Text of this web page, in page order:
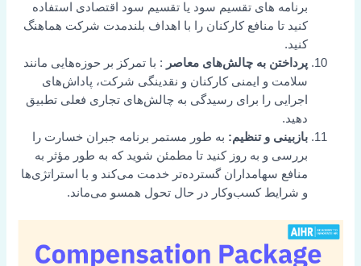
برنامه های تقسیم سود یا تقسیم سود اقتصادی استفاده
کنید تا منافع کارکنان را با اهداف بلندمدت شرکت هماهنگ
کنید.
پرداختن به چالش‌های معاصر : با تمرکز بر حوزه‌هایی مانند
سلامت و ایمنی کارکنان و نقدینگی شرکت، پاداش‌های
اجرایی را برای رسیدگی به چالش‌های تجاری فعلی تطبیق
دهید.
بازبینی و تنظیم: به طور مستمر برنامه جبران خسارت را
بررسی و به روز کنید تا مطمئن شوید که به طور مؤثر به
منافع سهامداران گسترده‌تر خدمت می‌کند و با استراتژی‌ها
و شرایط کسب‌وکار در حال تحول همسو می‌ماند.